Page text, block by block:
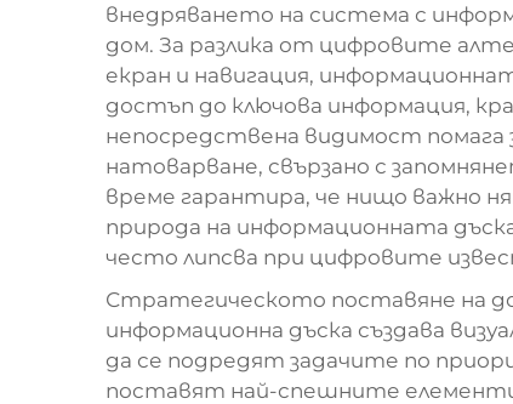
внедряването на система с
дом. За разлика от цифровите
екран и навигация,
достъп до ключова информация,
непосредствена видимост помага
натоварване, свързано с
време гарантира, че нищо важно
природа на информационната
често липсва при цифровите
Стратегическото поставяне на
информационна дъска създава
да се подредят задачите по
поставят най-спешните